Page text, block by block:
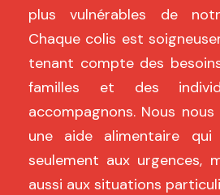
plus vulnérables de
Chaque colis est
tenant compte des
familles et des
accompagnons. Nous
une aide alimentaire
seulement aux urgences,
aussi aux situations